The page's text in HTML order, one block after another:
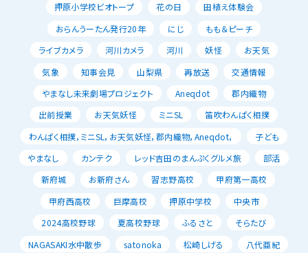
押原小学校ビオトープ
花の日
田植え体験会
おらんうーたん発行20年
にじ
もも＆ピーチ
ライブカメラ
河川カメラ 河川 妖怪
お天気
気象
知事会見 山梨県 再放送
交通情報
やまなし未来劇場プロジェクト
Aneqdot
郡内織物
出前授業
お天気妖怪 ミニSL
笛吹わんぱく相撲
わんぱく相撲，ミニSL，お天気妖怪，郡内織物，Aneqdot，
子ども
やまなし
カンテク レッド吉田のまんぷくグルメ旅
部活
新府城
お新府さん 習志野高校
甲府第一高校
甲府西高校
巨摩高校 押原中学校
中央市
2024高校野球
夏高校野球 ふるさと
そらたび
NAGASAKI水中散歩
satonoka 松崎しげる
八代亜紀